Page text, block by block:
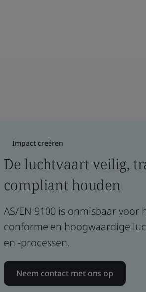
Impact creëren
De luchtvaart veilig,
compliant houden
AS/EN 9100 is onmisbaar voor
conforme en hoogwaardige
en -processen.
Neem contact met ons op